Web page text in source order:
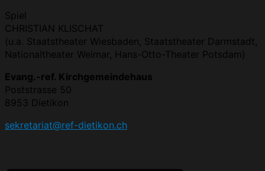
Spiel
CHRISTIAN KLISCHAT
(u.a. Staatstheater Wiesbaden, Staatstheater Darmstadt,
Nationaltheater Weimar, Hans-Otto-Theater Potsdam)
Evang.-ref. Kirchgemeindehaus
Poststrasse 50
8953 Dietikon
sekretariat@ref-dietikon.ch